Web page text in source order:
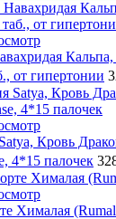
Кальпа,
от гипертонии
Кровь
4*15 палочек
Хималая